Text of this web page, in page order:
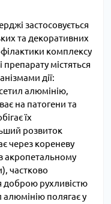
застосовується
та декоративних
комплексу
містяться
дії:
алюмінію,
на патогени та
їх
розвиток
через кореневу
акропетальному
частково
доброю рухливістю
алюмінію полягає у